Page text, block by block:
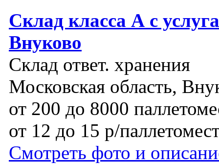
Склад класса А с
Внуково
Склад ответ. хранения
Московская область,
от 200 до 8000
от 12 до 15 р/
Смотреть фото и